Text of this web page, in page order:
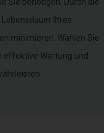
Ihres
minimieren. Wählen Sie
effektive Wartung und